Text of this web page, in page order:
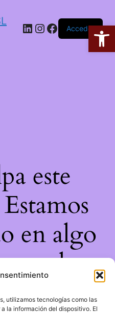
utilizamos tecnologías como las
la información del dispositivo. El
Acceder
este
en algo
¡vuelve